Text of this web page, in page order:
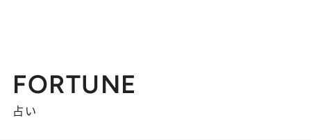
FORTUNE
占い